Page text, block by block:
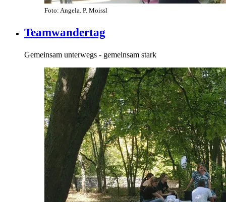
Foto: Angela. P. Moissl
Teamwandertag
Gemeinsam unterwegs - gemeinsam stark